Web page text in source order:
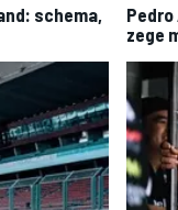
schema,
zege